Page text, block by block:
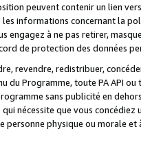
peuvent contenir un lien
les informations concernant la
engagez à ne pas retirer,
de protection des données
revendre, redistribuer,
du Programme, toute PA API
sans publicité en
qui nécessite que vous
personne physique ou morale